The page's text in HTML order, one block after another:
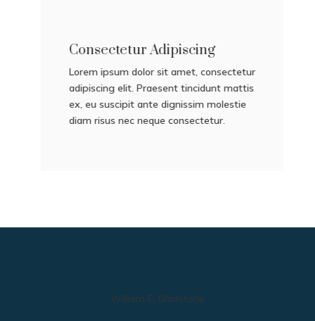
Consectetur Adipiscing
Lorem ipsum dolor sit amet, consectetur
adipiscing elit. Praesent tincidunt mattis
ex, eu suscipit ante dignissim molestie
diam risus nec neque consectetur.
William E. Gladstone